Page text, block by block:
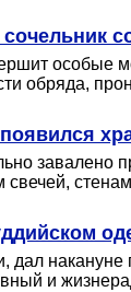
обряда,
и